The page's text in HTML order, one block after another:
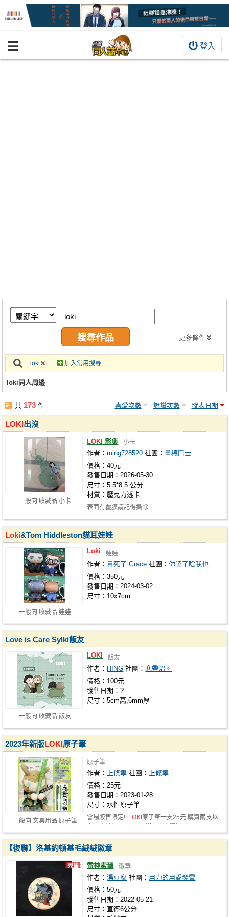
登入
BOOKY書集倉庫
繪圖藝廊
交流中心
攤位轉讓區
會員功能選單
註冊會員
更多條件
loki 加入常用搜尋
loki同人周邊
共 173 件 喜愛次數 說讚次數 發表日期
一般向 收藏品 小卡
LOKI出沒
LOKI 影集 小卡
作者：ming728520 社團：畫稿鬥士
價格：40元
發售日期：2026-05-30
尺寸：5.5*8.5 公分
材質：壓克力透卡
表面有覆膜請記得撕除
一般向 收藏品 娃娃
Loki&Tom Hiddleston貓耳娃娃
Loki 娃娃
作者：貴死了 Grace 社團：你嗑了啥我也要來一點
價格：350元
發售日期：2024-03-02
尺寸：10x7cm
一般向 收藏品 飯友
Love is Care Sylki飯友
LOKI 飯友
作者： HING 社團：寒帶沼。
價格：100元
發售日期：?
尺寸：5cm高,6mm厚
一般向 文具用品 原子筆
2023年新版LOKI原子筆
原子筆
作者： 上條隼 社團：
上條隼
價格：25元
發售日期：2023-01-28
尺寸：水性原子筆
會場販售限定!! LOKI原子筆一支25元 購買兩支以
【復聯】洛基約頓基毛絨絨徽章
雷神索爾 徽章
作者：湯豆腐 社團： 用力的用愛發電
價格：50元
發售日期：2022-05-21
尺寸：直徑6公分